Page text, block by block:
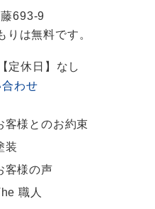
693-9
りは無料です。
定休日】なし
客様とのお約束
装
客様の声
職人